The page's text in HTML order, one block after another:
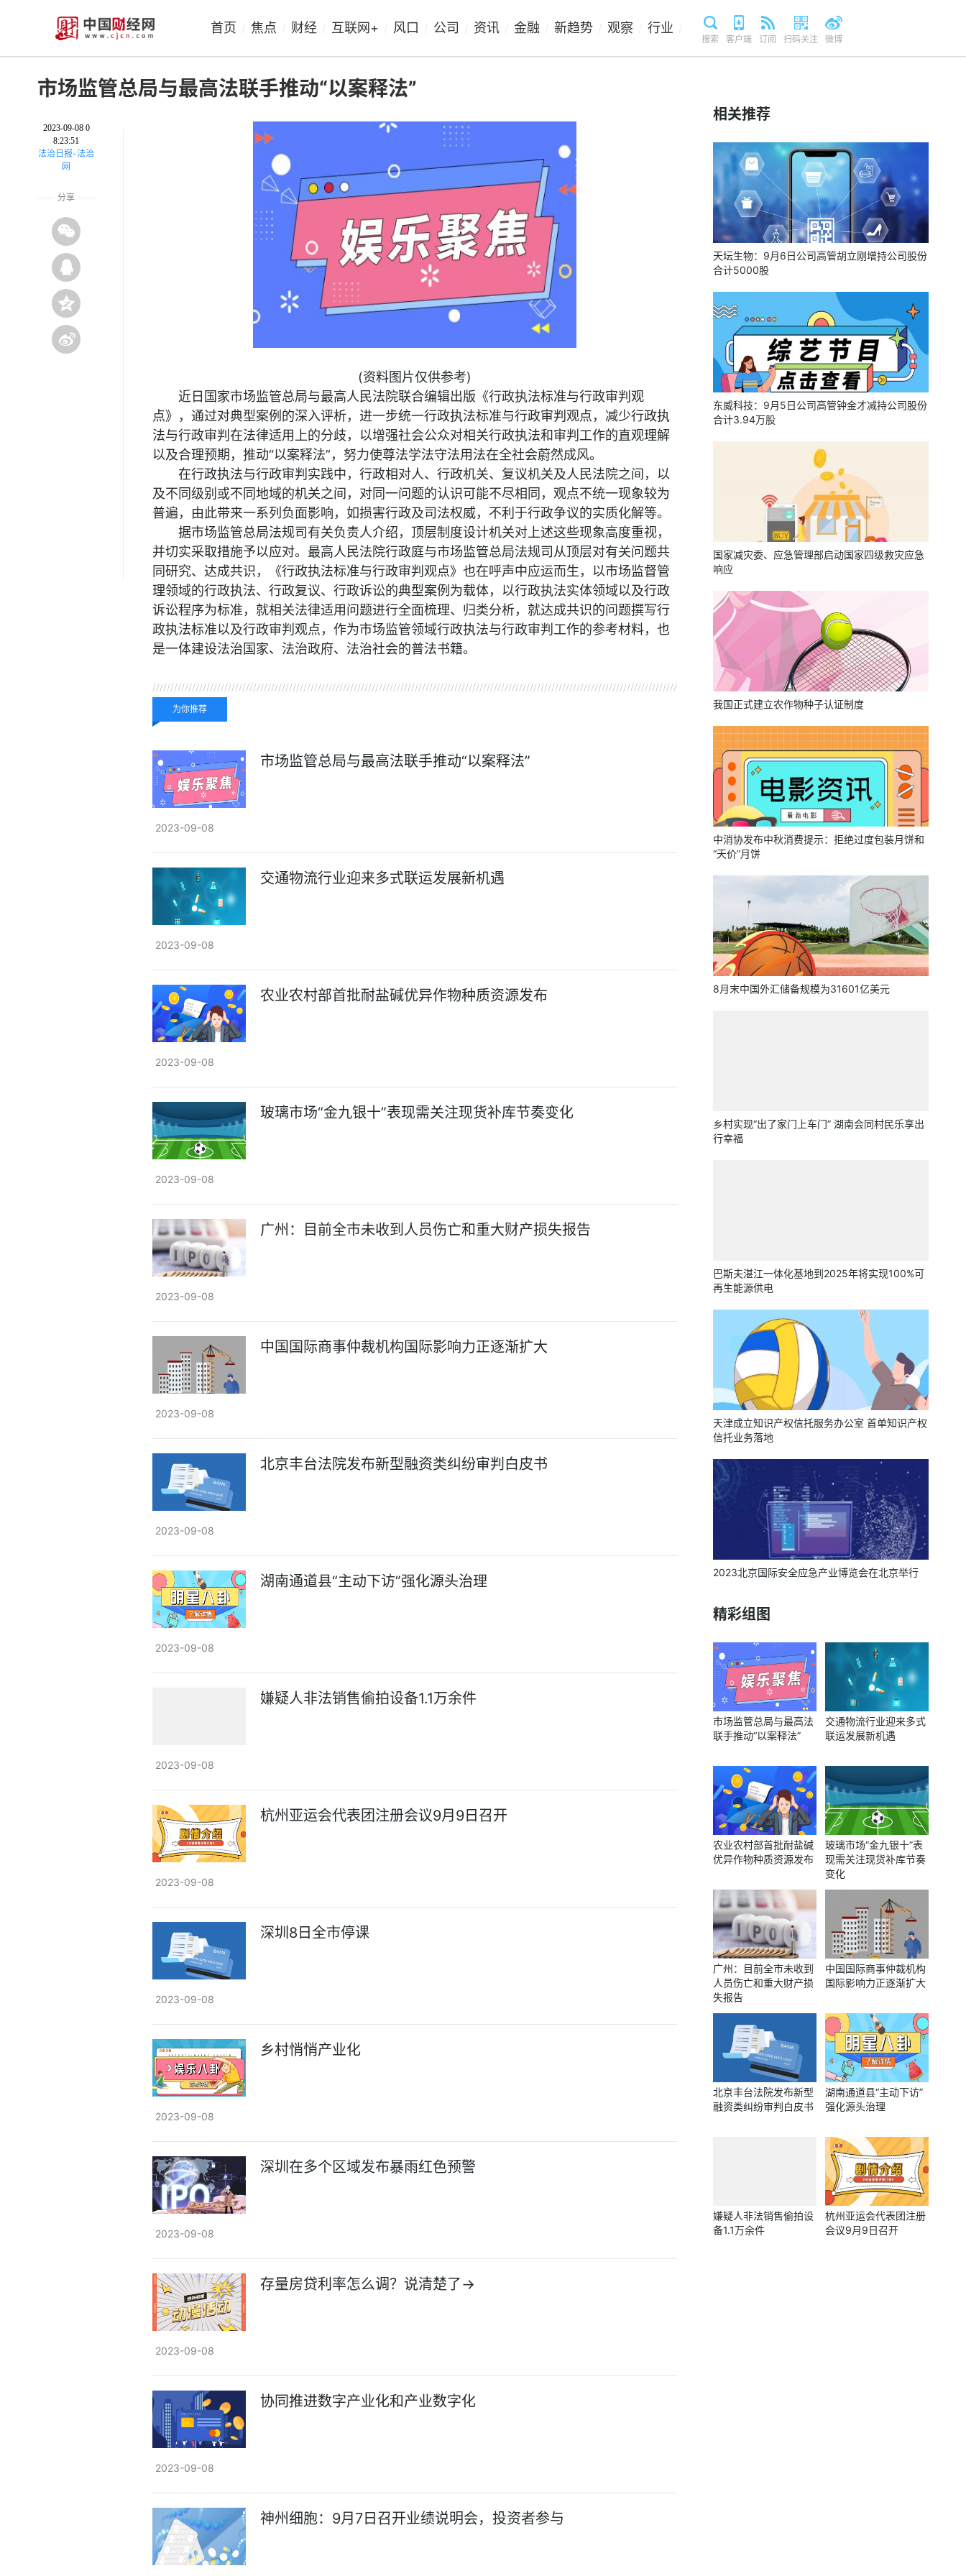
首页 焦点 财经 互联网+ 风口 公司 资讯 金融 新趋势 观察 行业
搜索 客户端 订阅 扫码关注 微博
市场监管总局与最高法联手推动“以案释法”
2023-09-08 0
8:23:51
法治日报-法治
网
分享
(资料图片仅供参考)
近日国家市场监管总局与最高人民法院联合编辑出版《行政执法标准与行政审判观
点》，通过对典型案例的深入评析，进一步统一行政执法标准与行政审判观点，减少行政执
法与行政审判在法律适用上的分歧，以增强社会公众对相关行政执法和审判工作的直观理解
以及合理预期，推动“以案释法”，努力使尊法学法守法用法在全社会蔚然成风。
在行政执法与行政审判实践中，行政相对人、行政机关、复议机关及人民法院之间，以
及不同级别或不同地域的机关之间，对同一问题的认识可能不尽相同，观点不统一现象较为
普遍，由此带来一系列负面影响，如损害行政及司法权威，不利于行政争议的实质化解等。
据市场监管总局法规司有关负责人介绍，顶层制度设计机关对上述这些现象高度重视，
并切实采取措施予以应对。最高人民法院行政庭与市场监管总局法规司从顶层对有关问题共
同研究、达成共识，《行政执法标准与行政审判观点》也在呼声中应运而生，以市场监督管
理领域的行政执法、行政复议、行政诉讼的典型案例为载体，以行政执法实体领域以及行政
诉讼程序为标准，就相关法律适用问题进行全面梳理、归类分析，就达成共识的问题撰写行
政执法标准以及行政审判观点，作为市场监管领域行政执法与行政审判工作的参考材料，也
是一体建设法治国家、法治政府、法治社会的普法书籍。
为你推荐
市场监管总局与最高法联手推动“以案释法”
2023-09-08
交通物流行业迎来多式联运发展新机遇
2023-09-08
农业农村部首批耐盐碱优异作物种质资源发布
2023-09-08
玻璃市场“金九银十”表现需关注现货补库节奏变化
2023-09-08
广州：目前全市未收到人员伤亡和重大财产损失报告
2023-09-08
中国国际商事仲裁机构国际影响力正逐渐扩大
2023-09-08
北京丰台法院发布新型融资类纠纷审判白皮书
2023-09-08
湖南通道县“主动下访”强化源头治理
2023-09-08
嫌疑人非法销售偷拍设备1.1万余件
2023-09-08
杭州亚运会代表团注册会议9月9日召开
2023-09-08
深圳8日全市停课
2023-09-08
乡村悄悄产业化
2023-09-08
深圳在多个区域发布暴雨红色预警
2023-09-08
存量房贷利率怎么调？说清楚了→
2023-09-08
协同推进数字产业化和产业数字化
2023-09-08
神州细胞：9月7日召开业绩说明会，投资者参与
相关推荐
天坛生物：9月6日公司高管胡立刚增持公司股份
合计5000股
东威科技：9月5日公司高管钟金才减持公司股份
合计3.94万股
国家减灾委、应急管理部启动国家四级救灾应急
响应
我国正式建立农作物种子认证制度
中消协发布中秋消费提示：拒绝过度包装月饼和
“天价”月饼
8月末中国外汇储备规模为31601亿美元
乡村实现“出了家门上车门” 湖南会同村民乐享出
行幸福
巴斯夫湛江一体化基地到2025年将实现100%可
再生能源供电
天津成立知识产权信托服务办公室 首单知识产权
信托业务落地
2023北京国际安全应急产业博览会在北京举行
精彩组图
市场监管总局与最高法
联手推动“以案释法”
交通物流行业迎来多式
联运发展新机遇
农业农村部首批耐盐碱
优异作物种质资源发布
玻璃市场“金九银十”表
现需关注现货补库节奏
变化
广州：目前全市未收到
人员伤亡和重大财产损
失报告
中国国际商事仲裁机构
国际影响力正逐渐扩大
北京丰台法院发布新型
融资类纠纷审判白皮书
湖南通道县“主动下访”
强化源头治理
嫌疑人非法销售偷拍设
备1.1万余件
杭州亚运会代表团注册
会议9月9日召开